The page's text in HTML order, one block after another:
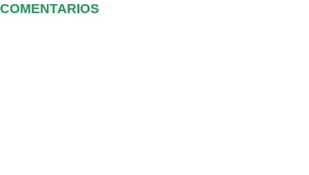
COMENTARIOS